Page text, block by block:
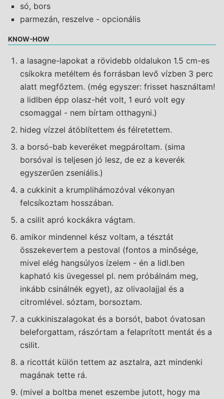
só, bors
parmezán, reszelve - opcionális
KNOW-HOW
a lasagne-lapokat a rövidebb oldalukon 1.5 cm-es
csíkokra metéltem és forrásban levő vízben 3 perc
alatt megfőztem. (még egyszer: frisset használtam!
a lidlben épp olasz-hét volt, 1 euró volt egy
csomaggal - nem bírtam otthagyni.)
hideg vízzel átöblítettem és félretettem.
a borsó-bab keveréket megpároltam. (sima
borsóval is teljesen jó lesz, de ez a keverék
egyszerűen zseniális.)
a cukkinit a krumplihámozóval vékonyan
felcsíkoztam hosszában.
a csilit apró kockákra vágtam.
amikor mindennel kész voltam, a tésztát
összekevertem a pestoval (fontos a minősége,
mivel elég hangsúlyos ízelem - én a lidl.ben
kapható kis üvegessel pl. nem próbálnám meg,
inkább csinálnék egyet), az olivaolajjal és a
citromlével. sóztam, borsoztam.
a cukkiniszalagokat és a borsót, babot óvatosan
beleforgattam, rászórtam a felaprított mentát és a
csilit.
a ricottát külön tettem az asztalra, azt mindenki
magának tette rá.
(mivel a boltba menet eszembe jutott, hogy ma